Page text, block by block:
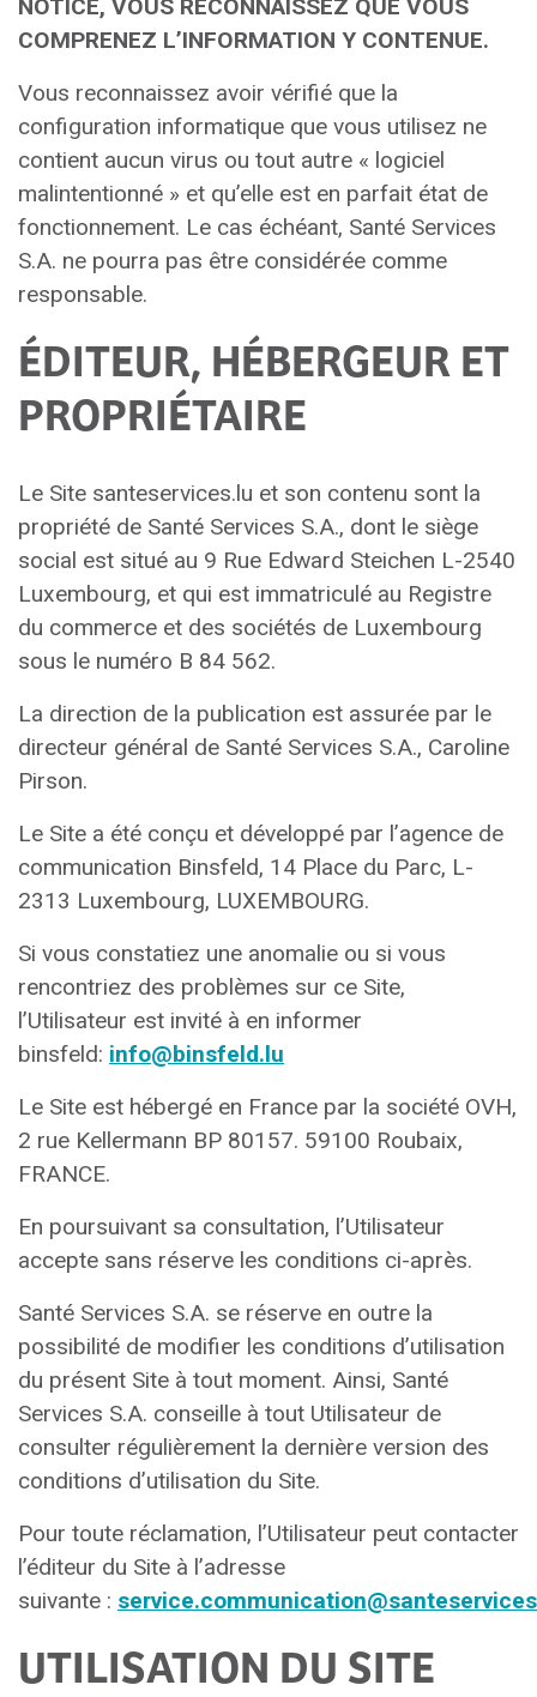
NOTICE, VOUS RECONNAISSEZ QUE VOUS
COMPRENEZ L’INFORMATION Y CONTENUE.
Vous reconnaissez avoir vérifié que la
configuration informatique que vous utilisez ne
contient aucun virus ou tout autre « logiciel
malintentionné » et qu’elle est en parfait état de
fonctionnement. Le cas échéant, Santé Services
S.A. ne pourra pas être considérée comme
responsable.
ÉDITEUR, HÉBERGEUR ET
PROPRIÉTAIRE
Le Site santeservices.lu et son contenu sont la
propriété de Santé Services S.A., dont le siège
social est situé au 9 Rue Edward Steichen L-2540
Luxembourg, et qui est immatriculé au Registre
du commerce et des sociétés de Luxembourg
sous le numéro B 84 562.
La direction de la publication est assurée par le
directeur général de Santé Services S.A., Caroline
Pirson.
Le Site a été conçu et développé par l’agence de
communication Binsfeld, 14 Place du Parc, L-
2313 Luxembourg, LUXEMBOURG.
Si vous constatiez une anomalie ou si vous
rencontriez des problèmes sur ce Site,
l’Utilisateur est invité à en informer
binsfeld: info@binsfeld.lu
Le Site est hébergé en France par la société OVH,
2 rue Kellermann BP 80157. 59100 Roubaix,
FRANCE.
En poursuivant sa consultation, l’Utilisateur
accepte sans réserve les conditions ci-après.
Santé Services S.A. se réserve en outre la
possibilité de modifier les conditions d’utilisation
du présent Site à tout moment. Ainsi, Santé
Services S.A. conseille à tout Utilisateur de
consulter régulièrement la dernière version des
conditions d’utilisation du Site.
Pour toute réclamation, l’Utilisateur peut contacter
l’éditeur du Site à l’adresse
suivante :
UTILISATION DU SITE